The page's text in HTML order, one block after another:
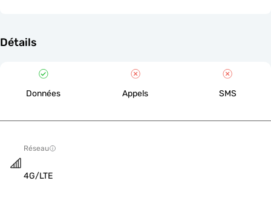
Détails
Données Appels SMS
Réseau
4G/LTE